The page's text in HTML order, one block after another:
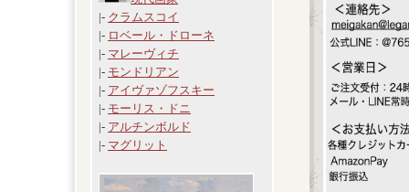
|- クラムスコイ
|- ロベール・ドローネ
|- マレーヴィチ
|- モンドリアン
|- アイヴァゾフスキー
|- モーリス・ドニ
|- アルチンボルド
|- マグリット